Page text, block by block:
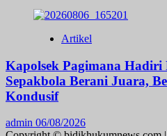
Artikel
Kapolsek Pagimana Hadiri
Sepakbola Berani Juara,
Kondusif
admin 06/08/2026